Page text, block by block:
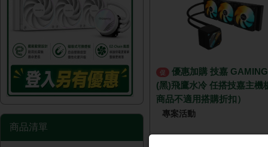
商品清單
促
(黑)飛鷹水冷 任搭技嘉主機
商品不適用搭購折扣）
專案活動